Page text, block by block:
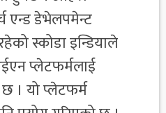
एन्ड डेभेलपमेन्ट
स्कोडा इन्डियाले
प्लेटफर्मलाई
। यो प्लेटफर्म